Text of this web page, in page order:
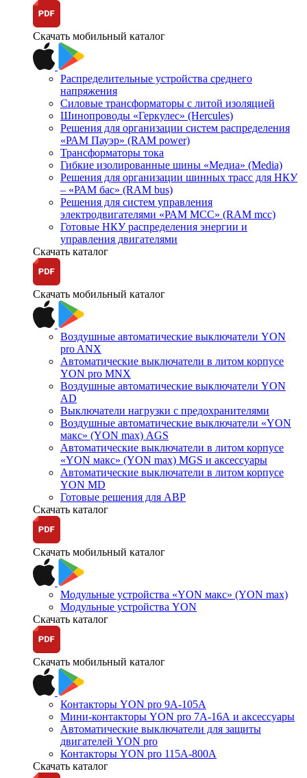
Скачать мобильный каталог
Распределительные устройства среднего
напряжения
Силовые трансформаторы с литой изоляцией
Шинопроводы «Геркулес» (Hercules)
Решения для организации систем распределения
«РАМ Пауэр» (RAM power)
Трансформаторы тока
Гибкие изолированные шины «Медиа» (Media)
Решения для организации шинных трасс для НКУ
– «РАМ бас» (RAM bus)
Решения для систем управления
электродвигателями «РАМ МСС» (RAM mcc)
Готовые НКУ распределения энергии и
управления двигателями
Скачать каталог
Скачать мобильный каталог
Воздушные автоматические выключатели YON
pro ANX
Автоматические выключатели в литом корпусе
YON pro MNX
Воздушные автоматические выключатели YON
AD
Выключатели нагрузки с предохранителями
Воздушные автоматические выключатели «YON
макс» (YON max) AGS
Автоматические выключатели в литом корпусе
«YON макс» (YON max) MGS и аксессуары
Автоматические выключатели в литом корпусе
YON MD
Готовые решения для АВР
Скачать каталог
Скачать мобильный каталог
Модульные устройства «YON макс» (YON max)
Модульные устройства YON
Скачать каталог
Скачать мобильный каталог
Контакторы YON pro 9А-105А
Мини-контакторы YON pro 7А-16А и аксессуары
Автоматические выключатели для защиты
двигателей YON pro
Контакторы YON pro 115А-800А
Скачать каталог